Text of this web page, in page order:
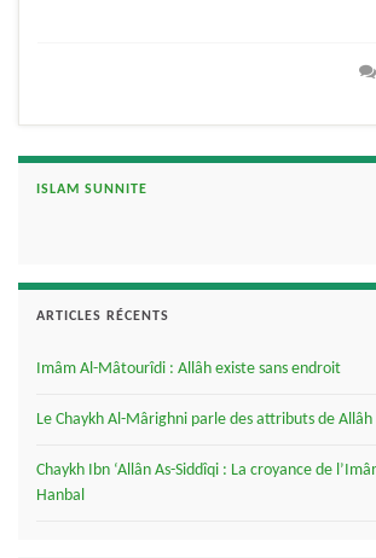
ISLAM SUNNITE
ARTICLES RÉCENTS
Imâm Al-Mâtourîdi : Allâh existe sans endroit
Le Chaykh Al-Mârighni parle des attributs de Allâh
Chaykh Ibn ‘Allân As-Siddîqi : La croyance de
Hanbal